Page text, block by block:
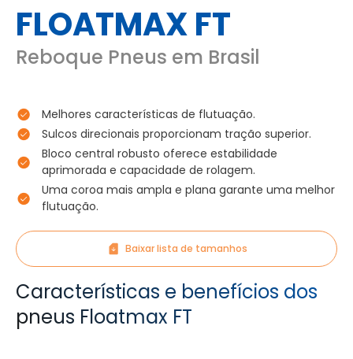
FLOATMAX FT
Reboque Pneus em Brasil
Melhores características de flutuação.
Sulcos direcionais proporcionam tração superior.
Bloco central robusto oferece estabilidade
aprimorada e capacidade de rolagem.
Uma coroa mais ampla e plana garante uma melhor
flutuação.
Baixar lista de tamanhos
Características e benefícios dos
pneus Floatmax FT